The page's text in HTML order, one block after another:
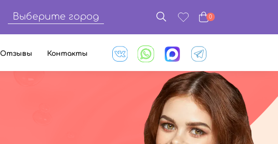
Выберите город 0
Отзывы Контакты